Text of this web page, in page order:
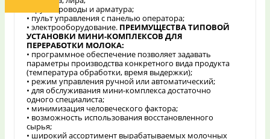
• трубопроводы и арматура;
• пульт управления с панелью оператора;
• электрооборудование. ПРЕИМУЩЕСТВА ТИПОВОЙ
УСТАНОВКИ МИНИ-КОМПЛЕКСОВ ДЛЯ
ПЕРЕРАБОТКИ МОЛОКА:
• программное обеспечение позволяет задавать
параметры производства конкретного вида продукта
(температура обработки, время выдержки);
• режим управления ручной или автоматический;
• для обслуживания мини-комплекса достаточно
одного специалиста;
• минимизация человеческого фактора;
• возможность использования восстановленного
сырья;
• широкий ассортимент вырабатываемых молочных